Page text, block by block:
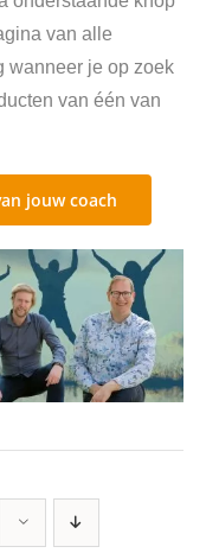
van alle
wanneer je op zoek
van één van
jouw coach